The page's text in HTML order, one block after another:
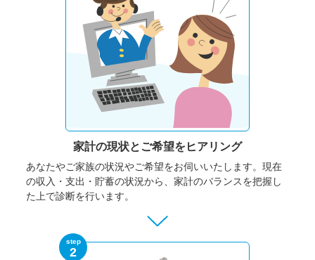
家計の現状と ご希望をヒアリング
あなたやご家族の状況やご希望をお伺いいたします。 現在
の収入・支出・貯蓄の状況から、家計のバランスを把握し
た上で診断を行います。
step
2